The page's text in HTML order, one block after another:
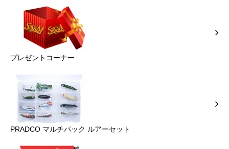
プレゼントコーナー
PRADCO マルチパック ルアーセット